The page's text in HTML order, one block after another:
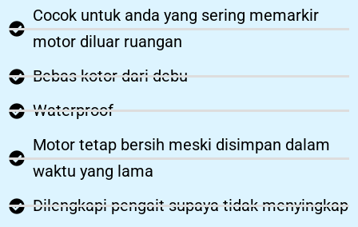
Cocok untuk anda yang sering memarkir
motor diluar ruangan
Bebas kotor dari debu
Waterproof
Motor tetap bersih meski disimpan dalam
waktu yang lama
Dilengkapi pengait supaya tidak menyingkap